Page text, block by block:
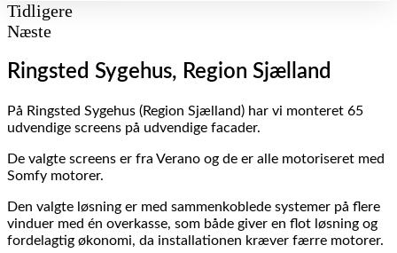
Tidligere
Næste
Ringsted Sygehus, Region Sjælland
På Ringsted Sygehus (Region Sjælland) har vi monteret 65
udvendige screens på udvendige facader.
De valgte screens er fra Verano og de er alle motoriseret med
Somfy motorer.
Den valgte løsning er med sammenkoblede systemer på flere
vinduer med én overkasse, som både giver en flot løsning og
fordelagtig økonomi, da installationen kræver færre motorer.